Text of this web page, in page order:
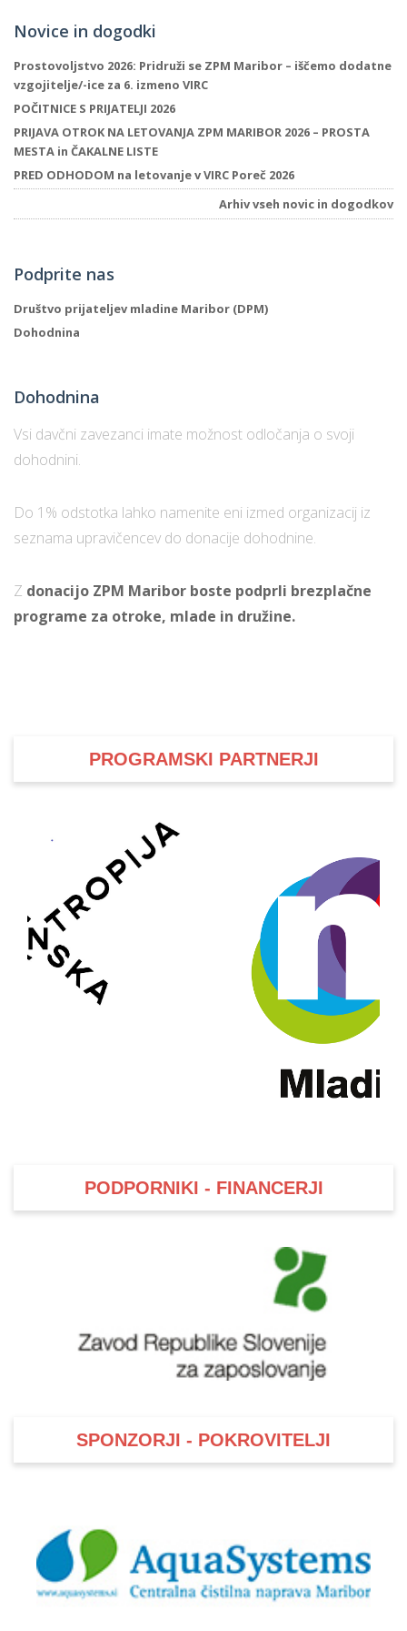
Novice in dogodki
Prostovoljstvo 2026: Pridruži se ZPM Maribor – iščemo dodatne
vzgojitelje/-ice za 6. izmeno VIRC
POČITNICE S PRIJATELJI 2026
PRIJAVA OTROK NA LETOVANJA ZPM MARIBOR 2026 – PROSTA
MESTA in ČAKALNE LISTE
PRED ODHODOM na letovanje v VIRC Poreč 2026
Arhiv vseh novic in dogodkov
Podprite nas
Društvo prijateljev mladine Maribor (DPM)
Dohodnina
Dohodnina
Vsi davčni zavezanci imate možnost odločanja o svoji
dohodnini.
Do 1% odstotka lahko namenite eni izmed organizacij iz
seznama upravičencev do donacije dohodnine.
Z donacijo ZPM Maribor boste podprli brezplačne
programe za otroke, mlade in družine.
PROGRAMSKI PARTNERJI
PODPORNIKI - FINANCERJI
SPONZORJI - POKROVITELJI